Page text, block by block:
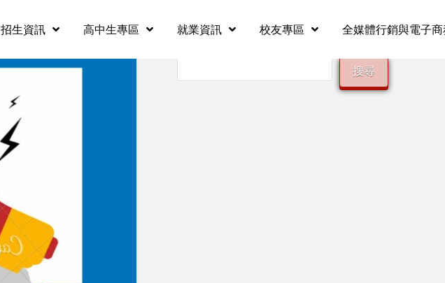
招生資訊 高中生專區 就業資訊 校友專區 全媒體行銷與電子
搜尋
搜尋